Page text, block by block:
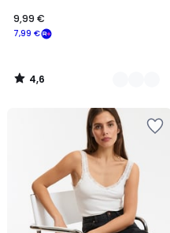
7,99 €
9,99 €
4,6
/